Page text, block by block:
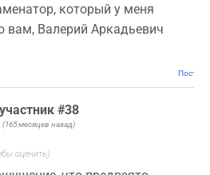
который у меня
вам, Валерий Аркадьевич
#38
(165 месяцев назад)
оценить)